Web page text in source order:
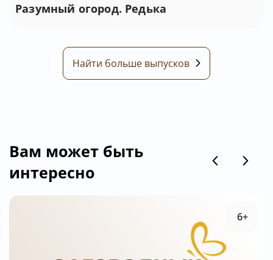
Разумный огород. Редька
Найти больше выпусков
Вам может быть
интересно
6+